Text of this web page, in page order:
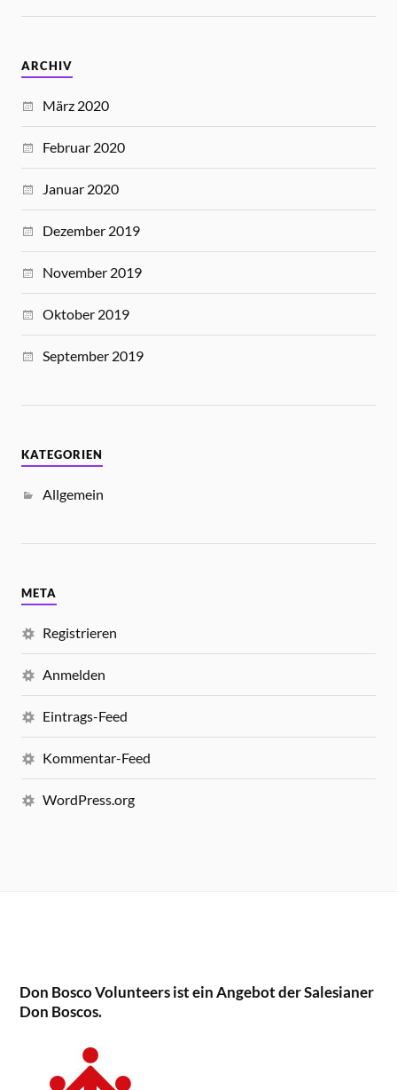
ARCHIV
März 2020
Februar 2020
Januar 2020
Dezember 2019
November 2019
Oktober 2019
September 2019
KATEGORIEN
Allgemein
META
Registrieren
Anmelden
Eintrags-Feed
Kommentar-Feed
WordPress.org
Don Bosco Volunteers ist ein Angebot der Salesianer
Don Boscos.